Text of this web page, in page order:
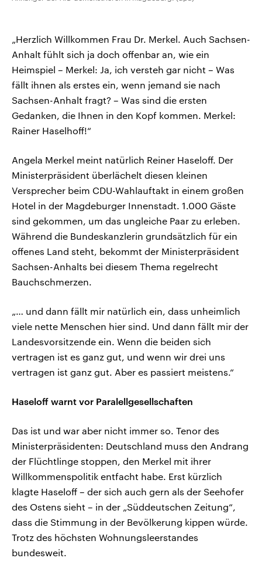
„Herzlich Willkommen Frau Dr. Merkel. Auch Sachsen-
Anhalt fühlt sich ja doch offenbar an, wie ein
Heimspiel – Merkel: Ja, ich versteh gar nicht – Was
fällt ihnen als erstes ein, wenn jemand sie nach
Sachsen-Anhalt fragt? – Was sind die ersten
Gedanken, die Ihnen in den Kopf kommen. Merkel:
Rainer Haselhoff!“
Angela Merkel meint natürlich Reiner Haseloff. Der
Ministerpräsident überlächelt diesen kleinen
Versprecher beim CDU-Wahlauftakt in einem großen
Hotel in der Magdeburger Innenstadt. 1.000 Gäste
sind gekommen, um das ungleiche Paar zu erleben.
Während die Bundeskanzlerin grundsätzlich für ein
offenes Land steht, bekommt der Ministerpräsident
Sachsen-Anhalts bei diesem Thema regelrecht
Bauchschmerzen.
„… und dann fällt mir natürlich ein, dass unheimlich
viele nette Menschen hier sind. Und dann fällt mir der
Landesvorsitzende ein. Wenn die beiden sich
vertragen ist es ganz gut, und wenn wir drei uns
vertragen ist ganz gut. Aber es passiert meistens.“
Haseloff warnt vor Paralellgesellschaften
Das ist und war aber nicht immer so. Tenor des
Ministerpräsidenten: Deutschland muss den Andrang
der Flüchtlinge stoppen, den Merkel mit ihrer
Willkommenspolitik entfacht habe. Erst kürzlich
klagte Haseloff – der sich auch gern als der Seehofer
des Ostens sieht – in der „Süddeutschen Zeitung“,
dass die Stimmung in der Bevölkerung kippen würde.
Trotz des höchsten Wohnungsleerstandes
bundesweit.